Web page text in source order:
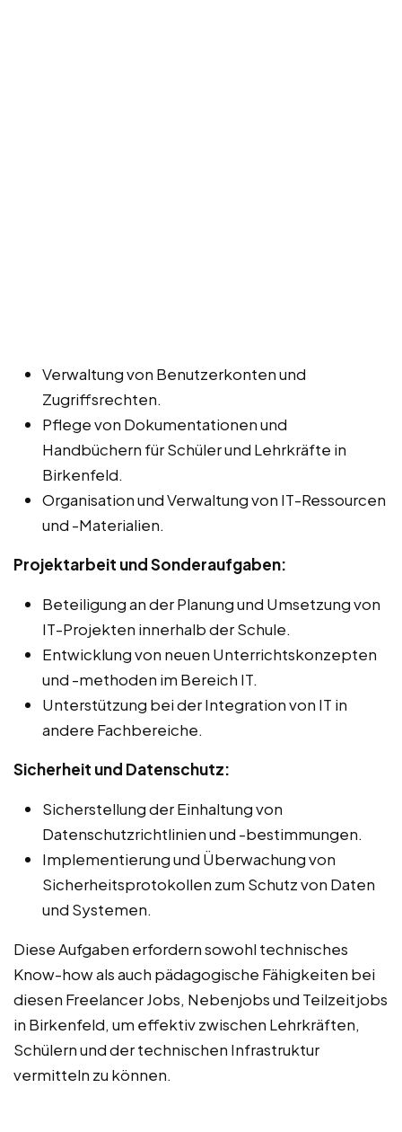
Verwaltung von Benutzerkonten und
Zugriffsrechten.
Pflege von Dokumentationen und
Handbüchern für Schüler und Lehrkräfte in
Birkenfeld.
Organisation und Verwaltung von IT-Ressourcen
und -Materialien.
Projektarbeit und Sonderaufgaben:
Beteiligung an der Planung und Umsetzung von
IT-Projekten innerhalb der Schule.
Entwicklung von neuen Unterrichtskonzepten
und -methoden im Bereich IT.
Unterstützung bei der Integration von IT in
andere Fachbereiche.
Sicherheit und Datenschutz:
Sicherstellung der Einhaltung von
Datenschutzrichtlinien und -bestimmungen.
Implementierung und Überwachung von
Sicherheitsprotokollen zum Schutz von Daten
und Systemen.
Diese Aufgaben erfordern sowohl technisches
Know-how als auch pädagogische Fähigkeiten bei
diesen Freelancer Jobs, Nebenjobs und Teilzeitjobs
in Birkenfeld, um effektiv zwischen Lehrkräften,
Schülern und der technischen Infrastruktur
vermitteln zu können.